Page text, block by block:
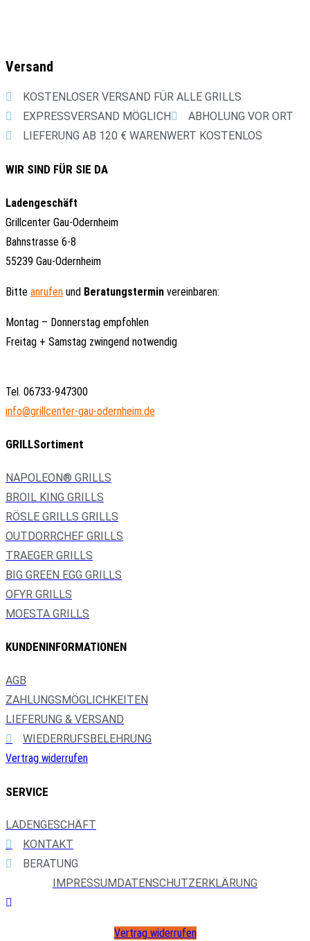
Versand
KOSTENLOSER VERSAND FÜR ALLE GRILLS
EXPRESSVERSAND MÖGLICH
ABHOLUNG VOR ORT
LIEFERUNG AB 120 € WARENWERT KOSTENLOS
WIR SIND FÜR SIE DA
Ladengeschäft
Grillcenter Gau-Odernheim
Bahnstrasse 6-8
55239 Gau-Odernheim
Bitte anrufen und Beratungstermin vereinbaren:
Montag – Donnerstag empfohlen
Freitag + Samstag zwingend notwendig
Tel. 06733-947300
info@grillcenter-gau-odernheim.de
GRILLSortiment
NAPOLEON® GRILLS
BROIL KING GRILLS
RÖSLE GRILLS GRILLS
OUTDORRCHEF GRILLS
TRAEGER GRILLS
BIG GREEN EGG GRILLS
OFYR GRILLS
MOESTA GRILLS
KUNDENINFORMATIONEN
AGB
ZAHLUNGSMÖGLICHKEITEN
LIEFERUNG & VERSAND
WIEDERRUFSBELEHRUNG
Vertrag widerrufen
SERVICE
LADENGESCHÄFT
KONTAKT
BERATUNG
IMPRESSUM DATENSCHUTZERKLÄRUNG
Vertrag widerrufen